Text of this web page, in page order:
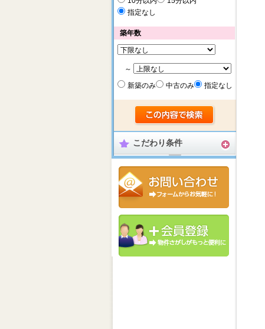
指定なし
築年数
～
新築のみ
中古のみ 指定なし
こだわり条件